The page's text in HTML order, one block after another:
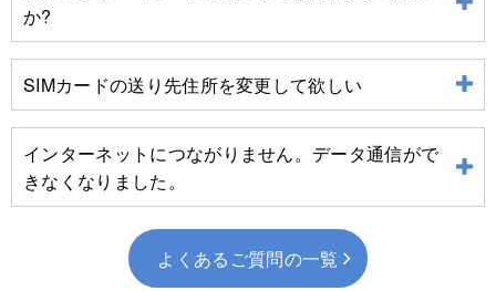
アプリのホーム画面下部の「マイページ」を押してアクセ
スができます。
6月11日現在、移行手続き集中のため、手続き完了まで
きの後は、完了のメールが届くまでしばらくお待ちくださ
いますようお願いいたします。
※IDからアプリに移行した方のログイン方法は、ID/パスワード入
力から安全なQRコード認証へ変更されています。
間違えています」と表示されます。
なお、マイナンバーカードが更新されたら日本通信アプリ
ないとマイページにログインできなくなる場合がありま
す。アカウントの更新方法は、アプリから「機種変更やマ
イナンバーカードを更新された方はこちらからアカウント
を更新してください」ボタンより更新いただけます。
他には、ご契約のプランと紐づいていない日本通信IDを移
行すると、このメッセージが表示されます。この場合、ご
契約のプランと紐づいている日本通信IDから移行してくだ
等を市区町村の窓口にて変更をお願いします。
その後、日本通信アプリをアンインストールし、再度イン
ストールしてください。
アプリを起動したら、新しい住所になったマイナンバーカ
ードを読み取り登録を完了させてください。
マイナンバーカードがない方、マイナンバーカードのアプ
リへの登録ができない方は、日本通信ヘルプデスクまでご
連絡ください。
か?
混雑状況により変わりますが、通常はお申込完了から3営
業日前後でSIMを出荷いたします。
SIMカードの送り先住所を変更して欲しい
送付先住所の変更は承れません。携帯電話不正利用防止法
の規定により、SIMカードはマイナンバーカードに記載さ
れている住所以外に送付できません。
インターネットにつながりません。データ通信がで
きなくなりました。
一時利用停止に関するメールを受け取った場合
よくあるご質問の一覧